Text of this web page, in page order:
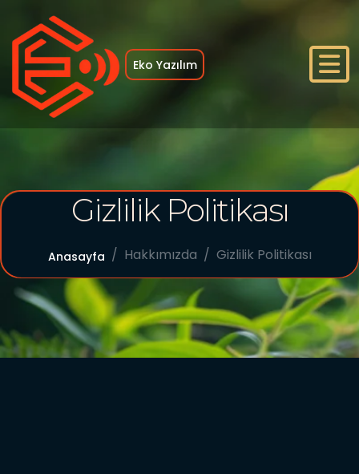
Eko Yazılım
Hakkımızda
Çözümler
Blog
Gizlilik Politikası
Anasayfa Hakkımızda Gizlilik Politikası